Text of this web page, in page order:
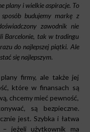
plany i wielkie aspiracje. To
sposób budujemy markę z
zawodnik nie
Barcelonie, tak w tradingu
do najlepszej piątki. Ale
się najlepszym.
firmy, ale także jej
które w finansach są
chcemy mieć pewność,
są bezpieczne.
jest. Szybka i łatwa
jeżeli użytkownik ma